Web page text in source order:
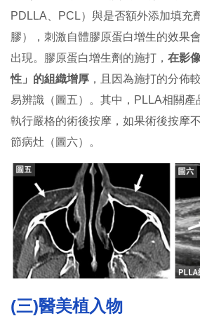
PDLLA、PCL）與是否額外添加填充
膠），刺激自體膠原蛋白增生的效果
出現。膠原蛋白增生劑的施打， 在影
性」的組織增厚 ，且因為施打的分佈
易辨識（圖五）。其中，PLLA相關產
執行嚴格的術後按摩，如果術後按摩
節病灶（圖六）。
(三)醫美植入物